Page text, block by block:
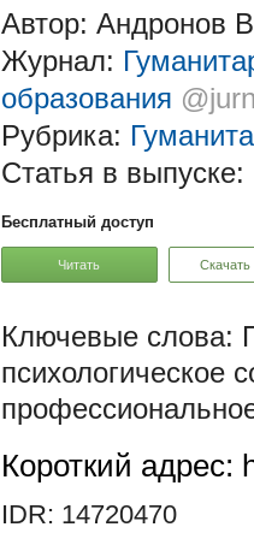
Автор: Андронов
Журнал:
образования
Рубрика:
Статья в выпуске:
Бесплатный доступ
Читать Скачать
психологическое
Короткий адрес:
IDR: 14720470